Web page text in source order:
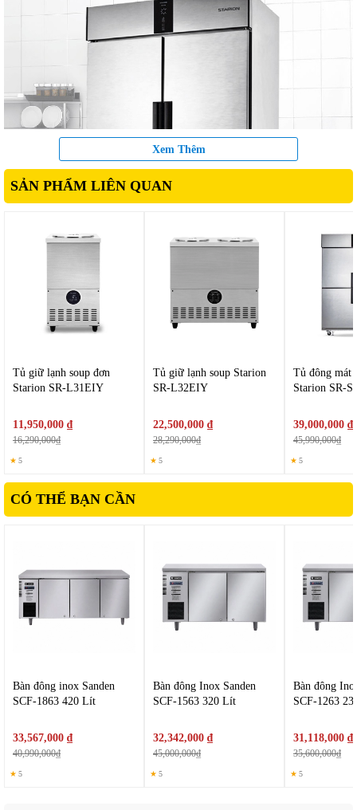
cấp với toàn bộ tủ được làm từ thép không gỉ cao cấp, cứng cáp
giúp bảo vệ tốt hệ thống linh kiện bên trong tủ hiệu quả, bên
ngoài sáng bóng, chống gỉ sét, trầy xước hay bám bẩn, dễ lau chùi
ngăn bằng kim loại phủ sơn tĩnh điện chống gỉ, tháo lắp linh hoạt
thuận tiện sử dụng, độ bền cao.Tủ đông inox
này được ứng dụng
năng làm lạnh nhanh, cấp đông sâu giúp bảo quản thực phẩm hiệu
quả.
Xem Thêm
SẢN PHẨM LIÊN QUAN
Tủ giữ lạnh soup đơn
Starion SR-L31EIY
11,950,000 ₫
16,290,000₫
★ 5
Tủ giữ lạnh soup Starion
SR-L32EIY
22,500,000 ₫
28,290,000₫
★ 5
Tủ đông mát
Starion SR-
39,000,000 ₫
45,990,000₫
★ 5
CÓ THỂ BẠN CẦN
Bàn đông inox Sanden
SCF-1863 420 Lít
33,567,000 ₫
40,990,000₫
★ 5
Bàn đông Inox Sanden
SCF-1563 320 Lít
32,342,000 ₫
45,000,000₫
★ 5
Bàn đông
SCF-1263
31,118,000 ₫
35,600,000₫
★ 5